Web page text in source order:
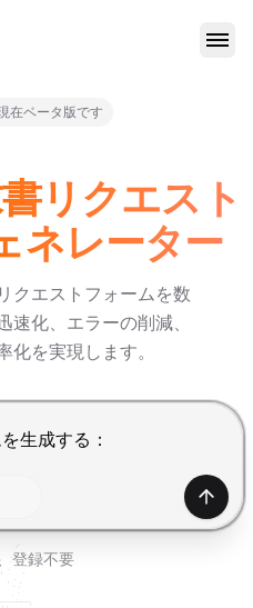
在ベータ版です
リクエスト
ネレーター
クエストフォームを数
化、エラーの削減、
化を実現します。
改行
生成
登録不要